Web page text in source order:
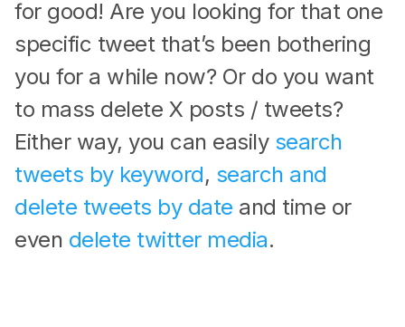
for good! Are you looking for that one
specific tweet that’s been bothering
you for a while now? Or do you want
to mass delete X posts / tweets?
Either way, you can easily search
tweets by keyword, search and
delete tweets by date and time or
even delete twitter media.